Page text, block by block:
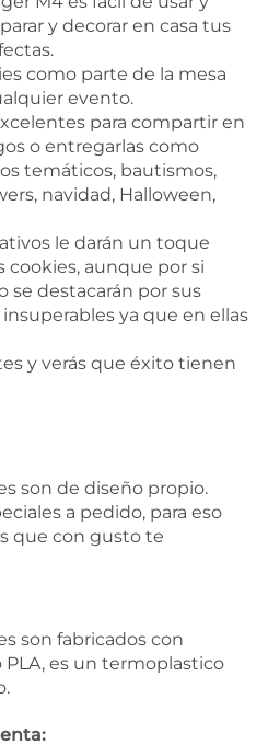
y decorar en casa tus
como parte de la mesa
evento.
para compartir en
o entregarlas como
temáticos, bautismos,
navidad, Halloween,
le darán un toque
aunque por si
se destacarán por sus
ya que en ellas
y verás que éxito tienen
son de diseño propio.
a pedido, para eso
que con gusto te
son fabricados con
es un termoplastico